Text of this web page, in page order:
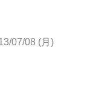
07/08 (月)